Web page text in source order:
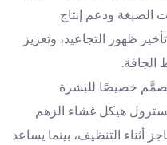
الصبغة ودعم إنتاج
ظهور التجاعيد، وتعزيز
الجافة.
مصمَّم خصيصًا للبشرة
هيكل غشاء الزهم
أثناء التنظيف، بينما يساعد